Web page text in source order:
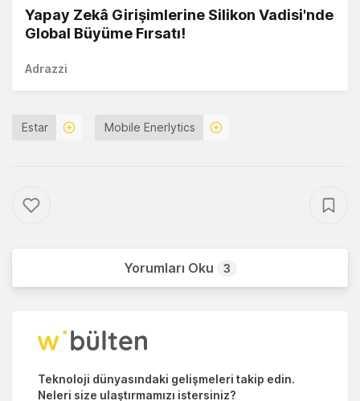
Yapay Zekâ Girişimlerine Silikon Vadisi'nde
Global Büyüme Fırsatı!
Adrazzi
Estar Mobile Enerlytics
Yorumları Oku 3
Teknoloji dünyasındaki gelişmeleri takip edin.
Neleri size ulaştırmamızı istersiniz?